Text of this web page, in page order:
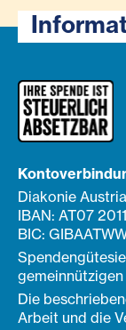
Diakonie
IBAN: AT07
BIC:
Die
Arbeit und die